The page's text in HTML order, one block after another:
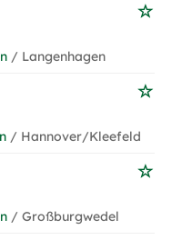
/ Langenhagen
/ Hannover/Kleefeld
/ Großburgwedel